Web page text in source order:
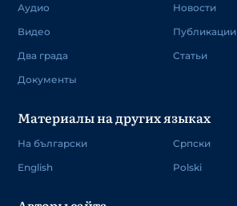
Аудио
Видео
Два града
Документы
Новости
Публикации
Статьи
Материалы на других языках
На български
English
Српски
Polski